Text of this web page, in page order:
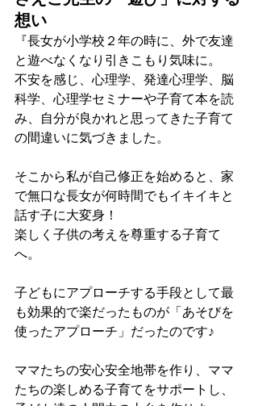
想い
『長女が小学校２年の時に、外で友達
と遊べなくなり引きこもり気味に。
不安を感じ、心理学、発達心理学、脳
科学、心理学セミナーや子育て本を読
み、自分が良かれと思ってきた子育て
の間違いに気づきました。
そこから私が自己修正を始めると、家
で無口な長女が何時間でもイキイキと
話す子に大変身！
楽しく子供の考えを尊重する子育て
へ。
子どもにアプローチする手段として最
も効果的で楽だったものが「あそびを
使ったアプローチ」だったのです♪
ママたちの安心安全地帯を作り、ママ
たちの楽しめる子育てをサポートし、